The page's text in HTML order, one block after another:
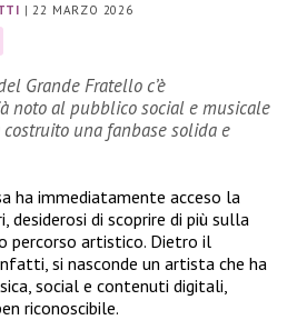
|22 MARZO 2026
Grande Fratello c’è
noto al pubblico social e musicale
una fanbase solida e
ha immediatamente acceso la
di scoprire di più sulla
percorso artistico. Dietro il
si nasconde un artista che ha
social e contenuti digitali,
riconoscibile.